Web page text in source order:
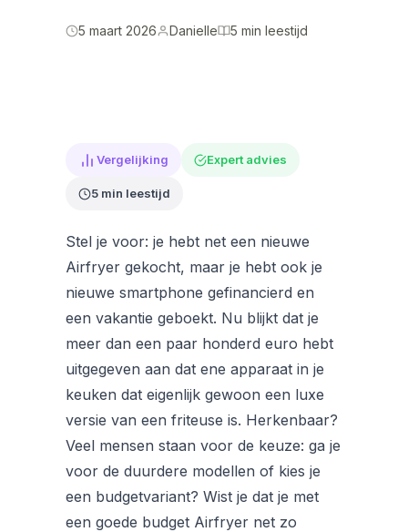
5 maart 2026 Danielle 5 min leestijd
Vergelijking Expert advies
5 min leestijd
Stel je voor: je hebt net een nieuwe
Airfryer gekocht, maar je hebt ook je
nieuwe smartphone gefinancierd en
een vakantie geboekt. Nu blijkt dat je
meer dan een paar honderd euro hebt
uitgegeven aan dat ene apparaat in je
keuken dat eigenlijk gewoon een luxe
versie van een friteuse is. Herkenbaar?
Veel mensen staan voor de keuze: ga je
voor de duurdere modellen of kies je
een budgetvariant? Wist je dat je met
een goede budget Airfryer net zo